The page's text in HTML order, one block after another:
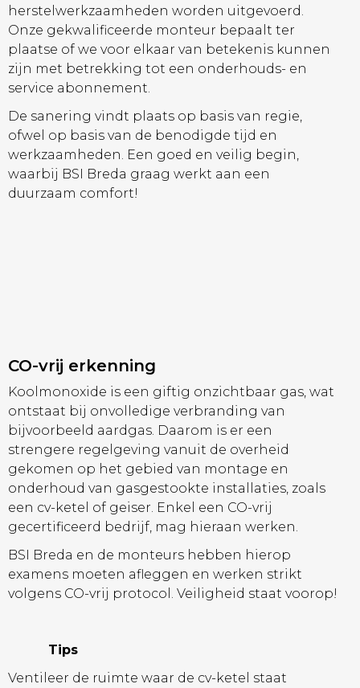
herstelwerkzaamheden worden uitgevoerd.
Onze gekwalificeerde monteur bepaalt ter
plaatse of we voor elkaar van betekenis kunnen
zijn met betrekking tot een onderhouds- en
service abonnement.
De sanering vindt plaats op basis van regie,
ofwel op basis van de benodigde tijd en
werkzaamheden. Een goed en veilig begin,
waarbij BSI Breda graag werkt aan een
duurzaam comfort!
CO-vrij erkenning
Koolmonoxide is een giftig onzichtbaar gas, wat
ontstaat bij onvolledige verbranding van
bijvoorbeeld aardgas. Daarom is er een
strengere regelgeving vanuit de overheid
gekomen op het gebied van montage en
onderhoud van gasgestookte installaties, zoals
een cv-ketel of geiser. Enkel een CO-vrij
gecertificeerd bedrijf, mag hieraan werken.
BSI Breda en de monteurs hebben hierop
examens moeten afleggen en werken strikt
volgens CO-vrij protocol. Veiligheid staat voorop!
Tips
Ventileer de ruimte waar de cv-ketel staat